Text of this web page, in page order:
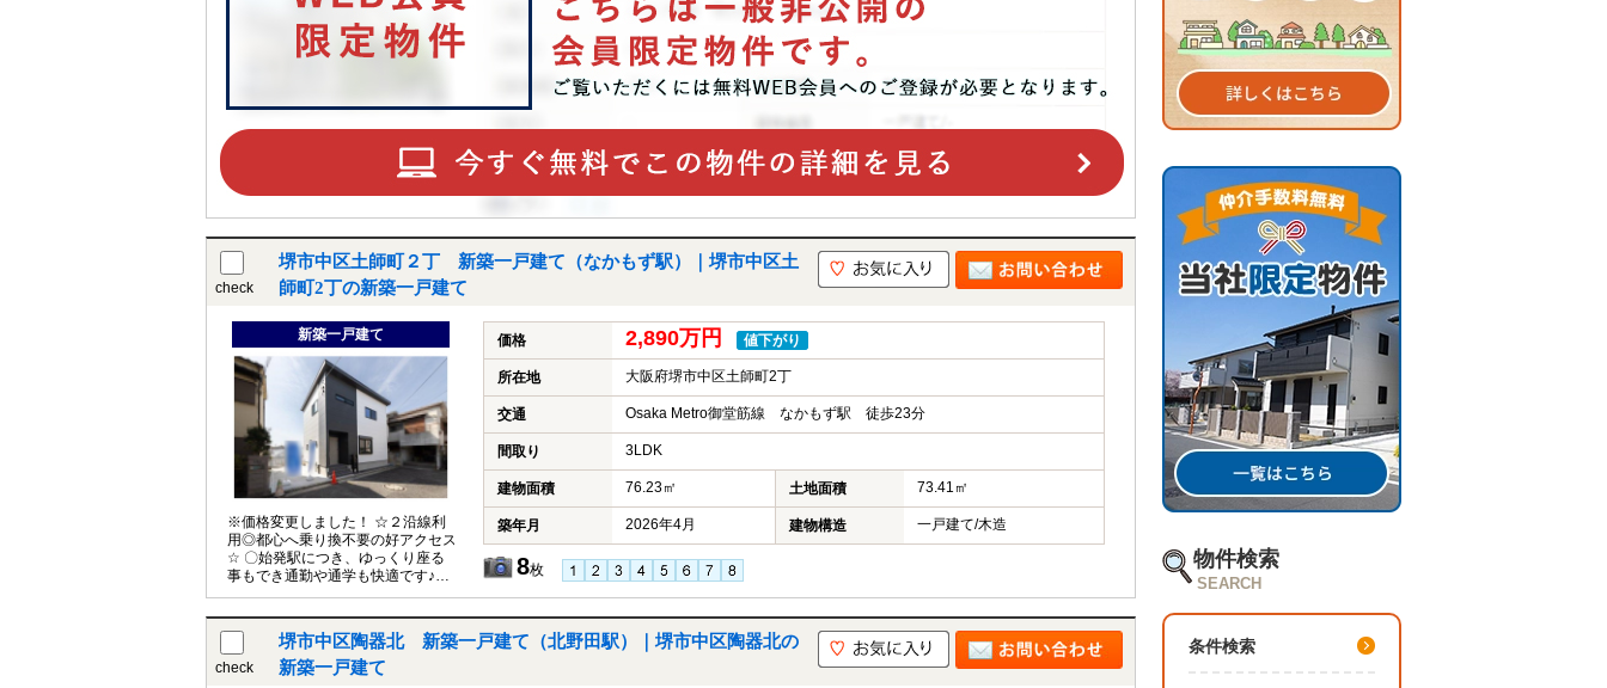
check
堺市中区土師町２丁 新築一戸建て（なかもず駅）｜堺市中区土
師町2丁の新築一戸建て
新築一戸建て
※価格変更しました！ ☆２沿線利
用◎都心へ乗り換不要の好アクセス
☆ 〇始発駅につき、ゆっくり座る
事もでき通勤や通学も快適です♪
・大阪メトロ御堂筋線『なかも
野線『中百舌鳥』駅より徒歩２４
分 〇３方窓からたくさん陽が入る
ＬＤＫ♪ ＬＤＫ１５．４帖にはテ
価格 2,890万円 値下がり
所在地 大阪府堺市中区土師町2丁
交通 Osaka Metro御堂筋線 なかもず駅 徒歩23分
間取り 3LDK
建物面積 76.23㎡ 土地面積 73.41㎡
築年月 2026年4月 建物構造 一戸建て/木造
8枚
check
堺市中区陶器北 新築一戸建て（北野田駅）｜堺市中区陶器北の
新築一戸建て
物件検索
SEARCH
条件検索